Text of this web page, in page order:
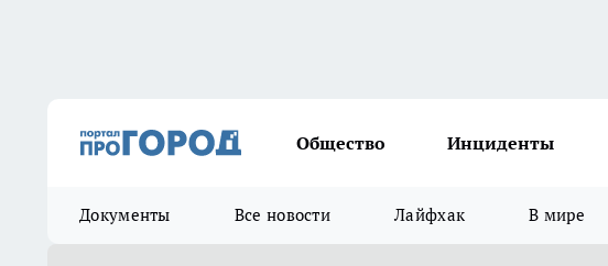
Общество Инциденты
Документы Все новости Лайфхак В мире